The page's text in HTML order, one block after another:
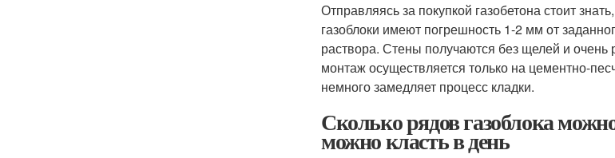
Отправляясь за покупкой газобетона стоит
газоблоки имеют погрешность 1-2 мм от
раствора. Стены получаются без щелей и
монтаж осуществляется только на цементно-
немного замедляет процесс кладки.
Сколько рядов газоблока
можно класть в день